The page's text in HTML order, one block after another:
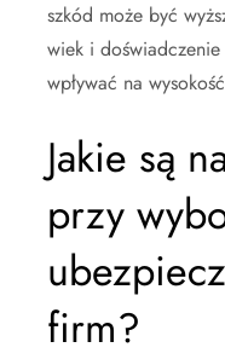
szkód może być
wiek i
wpływać na
Jakie są
przy
firm?